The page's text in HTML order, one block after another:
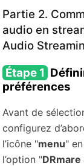
Partie 2.
audio en
Audio
Étape 1
préférences
Avant de
configurez
l’icône "menu"
l’option "